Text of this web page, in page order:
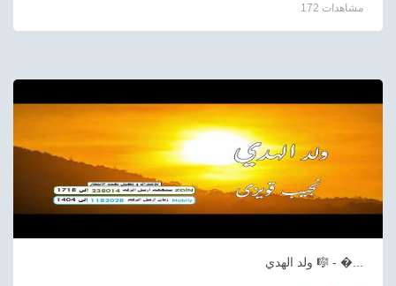
172 مشاهدات
ولد الهدي 🎼 - �...